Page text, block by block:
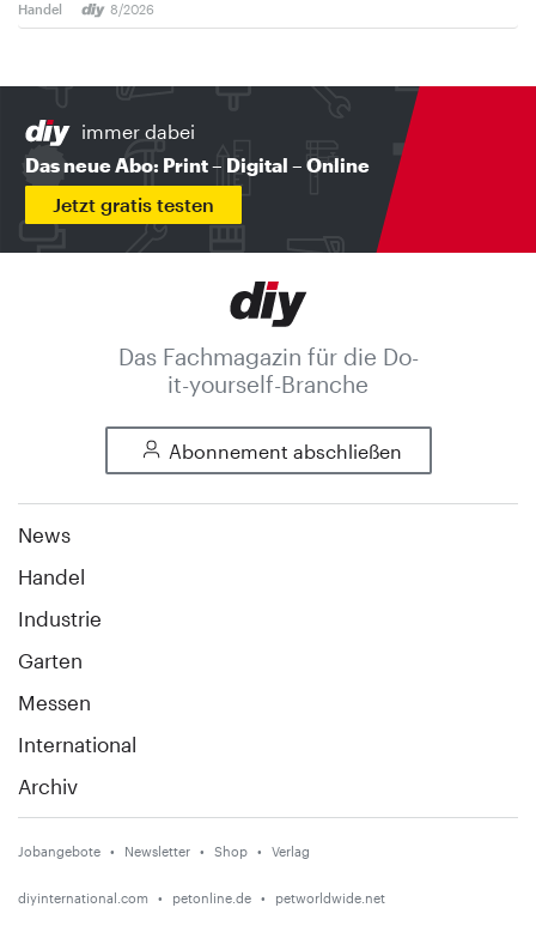
Handel 8/2026
immer dabei
Das neue Abo: Print – Digital – Online
Jetzt gratis testen
Das Fachmagazin für die Do-
it-yourself-Branche
Abonnement abschließen
News
Handel
Industrie
Garten
Messen
International
Archiv
Jobangebote Newsletter Shop Verlag
diyinternational.com petonline.de petworldwide.net